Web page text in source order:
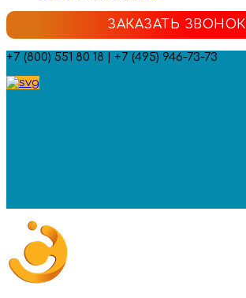
ЗАКАЗАТЬ ЗВОНОК
+7 (800) 551 80 18 | +7 (495) 946-73-73